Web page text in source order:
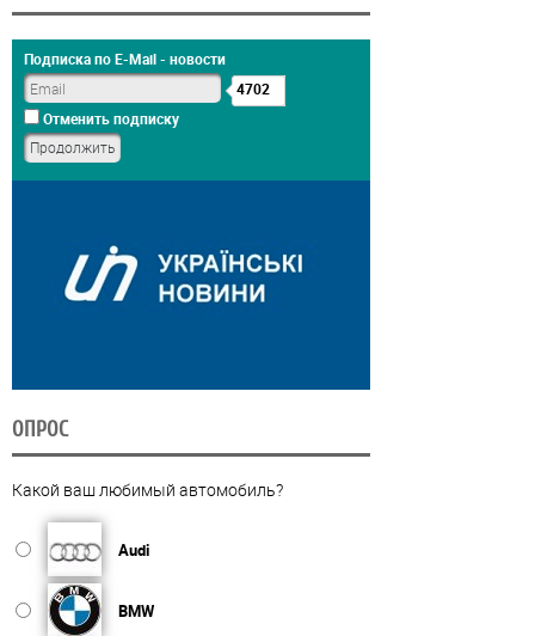
Подписка по E-Mail - новости
4702
Отменить подписку
ОПРОС
Какой ваш любимый автомобиль?
Audi
BMW